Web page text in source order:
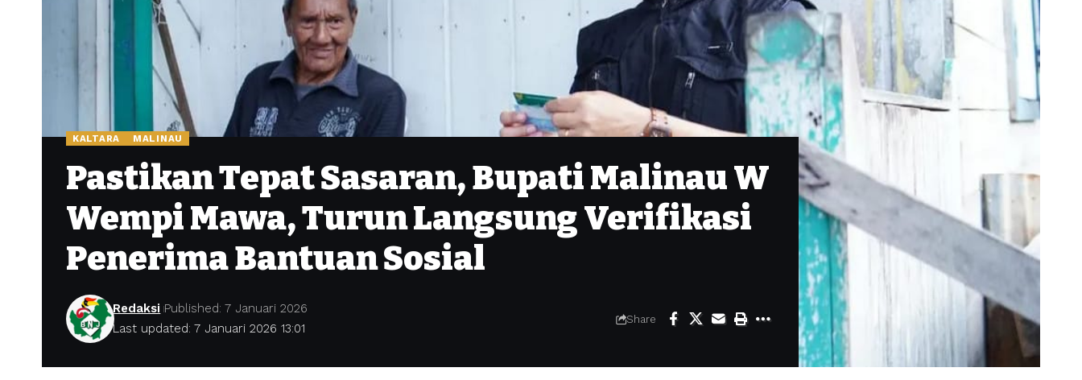
KALTARA MALINAU
Pastikan Tepat Sasaran, Bupati Malinau W
Wempi Mawa, Turun Langsung Verifikasi
Penerima Bantuan Sosial
Last updated: 7 Januari 2026 13:01
Redaksi Published: 7 Januari 2026
Share